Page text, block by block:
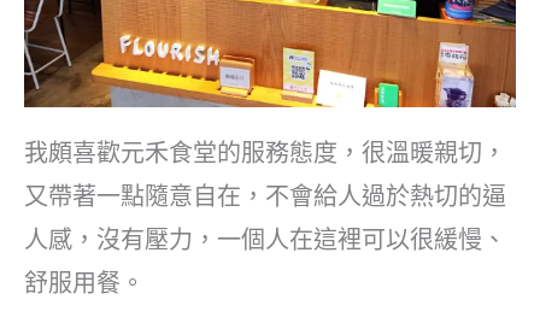
我頗喜歡元禾食堂的服務態度，很溫暖親切，
又帶著一點隨意自在，不會給人過於熱切的逼
人感，沒有壓力，一個人在這裡可以很緩慢、
舒服用餐。